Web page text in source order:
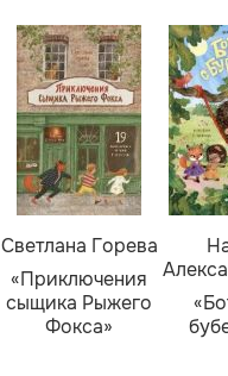
Светлана Горева
«Приключения
сыщика Рыжего
Фокса»